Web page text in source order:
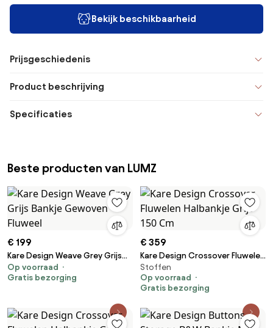
Bekijk beschikbaarheid
Prijsgeschiedenis
Product beschrijving
Specificaties
Beste producten van LUMZ
€ 199
Kare Design Weave Grey Grijs
Bankje Gewoven Fluweel
Op voorraad
Gratis bezorging
€ 359
Kare Design Crossover Fluwelen
Halbankje Grijs 150 Cm
Stoffen
Op voorraad
Gratis bezorging